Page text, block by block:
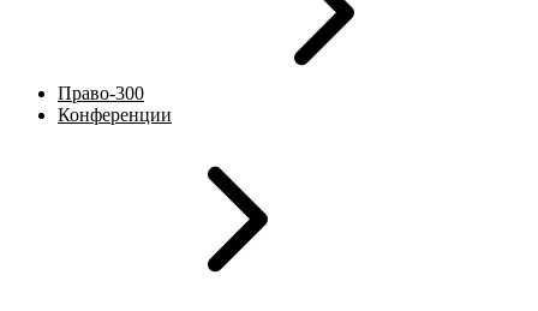
Право-300
Конференции